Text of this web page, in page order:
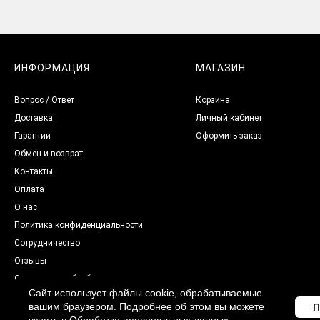
ИНФОРМАЦИЯ
Вопрос / Ответ
Доставка
Гарантии
Обмен и возврат
Контакты
Оплата
О нас
Политика конфиденциальности
Сотрудничество
Отзывы
Согласие на обработку
персональных данных
МАГАЗИН
Корзина
Личный кабинет
Оформить заказ
Сайт использует файлы cookie, обрабатываемые
вашим браузером. Подробнее об этом вы можете